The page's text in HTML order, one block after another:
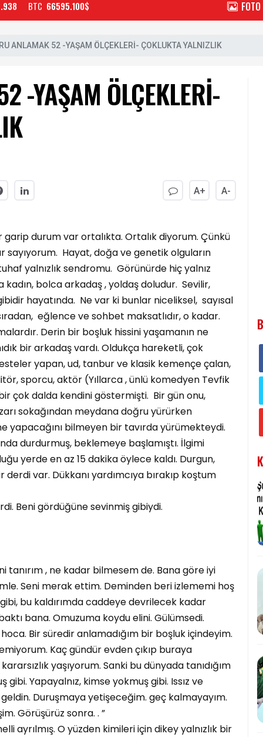
BTC 66595.100$
ANLAMAK 52 -YAŞAM ÖLÇEKLERİ- ÇOKLUKTA YALNIZLIK
-YAŞAM ÖLÇEKLERİ-
A+ A-
durum var ortalıkta. Ortalık diyorum. Çünkü
sayıyorum. Hayat, doğa ve genetik olguların
yalnızlık sendromu. Görünürde hiç yalnız
bolca arkadaş , yoldaş doludur. Sevilir,
hayatında. Ne var ki bunlar niceliksel, sayısal
eğlence ve sohbet maksatlıdır, o kadar.
Derin bir boşluk hissini yaşamanın ne
bir arkadaş vardı. Oldukça hareketli, çok
yapan, ud, tanbur ve klasik kemençe çalan,
sporcu, aktör (Yıllarca , ünlü komedyen Tevfik
çok dalda kendini göstermişti. Bir gün onu,
sokağından meydana doğru yürürken
yapacağını bilmeyen bir tavırda yürümekteydi.
durdurmuş, beklemeye başlamıştı. İlgimi
yerde en az 15 dakika öylece kaldı. Durgun,
var. Dükkanı yardımcıya bırakıp koştum
Beni gördüğüne sevinmiş gibiydi.
, ne kadar bilmesem de. Bana göre iyi
Seni merak ettim. Deminden beri izlememi hoş
gibi, bu kaldırımda caddeye devrilecek kadar
bana. Omuzuma koydu elini. Gülümsedi.
Bir süredir anlamadığım bir boşluk içindeyim.
Kaç gündür evden çıkıp buraya
yaşıyorum. Sanki bu dünyada tanıdığım
Yapayalnız, kimse yokmuş gibi. Issız ve
Duruşmaya yetişeceğim. geç kalmayayım.
Görüşürüz sonra. . ”
O yüzden kimileri için dikey yalnızlık bir